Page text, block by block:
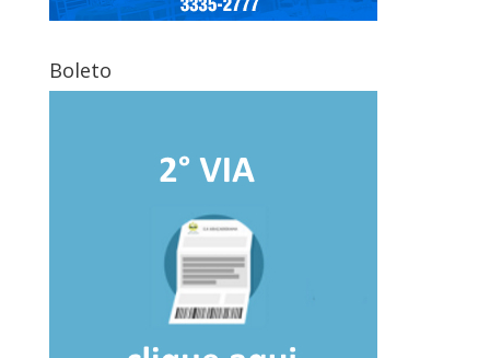
Boleto